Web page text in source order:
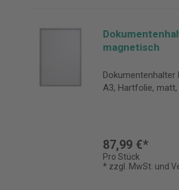
magnetisch
Dokumentenhalter
A3, Hartfolie, matt,
87,99 €*
Pro Stück
* zzgl. MwSt. und